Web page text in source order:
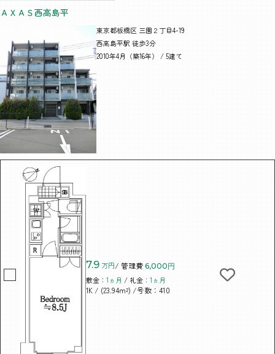
ＡＸＡＳ西高島平
東京都板橋区 三園２丁目4-19
西高島平駅 徒歩3分
2010年4月（築16年） / 5建て
7.9 万円/ 管理費 6,000円
敷金： 1ヵ月 / 礼金： 1ヵ月
1K / (23.94m²) /号数：410